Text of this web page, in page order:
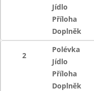
Jídlo
Příloha
Doplněk
2
Polévka
Jídlo
Příloha
Doplněk